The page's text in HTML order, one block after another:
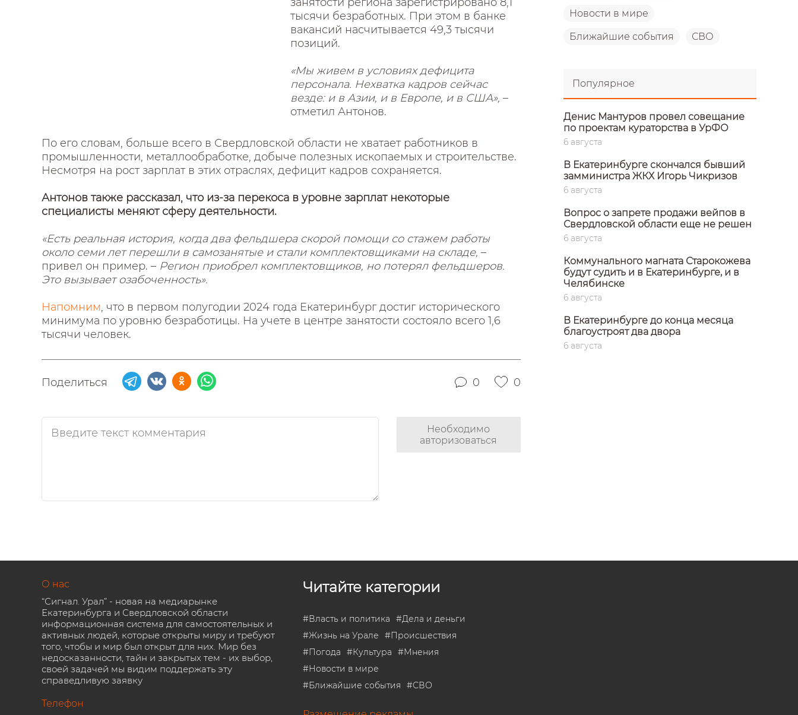
тысячи безработных. При этом в банке
вакансий насчитывается 49,3 тысячи
позиций.
«Мы живем в условиях дефицита
персонала. Нехватка кадров сейчас
везде: и в Азии, и в Европе, и в США», –
отметил Антонов.
По его словам, больше всего в Свердловской области не хватает работников в
промышленности, металлообработке, добыче полезных ископаемых и строительстве.
Несмотря на рост зарплат в этих отраслях, дефицит кадров сохраняется.
Антонов также рассказал, что из-за перекоса в уровне зарплат некоторые
специалисты меняют сферу деятельности.
«Есть реальная история, когда два фельдшера скорой помощи со стажем работы
около семи лет перешли в самозанятые и стали комплектовщиками на складе, –
привел он пример. – Регион приобрел комплектовщиков, но потерял фельдшеров.
Это вызывает озабоченность».
Напомним, что в первом полугодии 2024 года Екатеринбург достиг исторического
минимума по уровню безработицы. На учете в центре занятости состояло всего 1,6
тысячи человек.
Поделиться 0 0
Необходимо
авторизоваться
Новости в мире
Ближайшие события СВО
Популярное
Денис Мантуров провел совещание
по проектам кураторства в УрФО
6 августа
В Екатеринбурге скончался бывший
замминистра ЖКХ Игорь Чикризов
6 августа
Вопрос о запрете продажи вейпов в
Свердловской области еще не решен
6 августа
Коммунального магната Старокожева
будут судить и в Екатеринбурге, и в
Челябинске
6 августа
В Екатеринбурге до конца месяца
благоустроят два двора
6 августа
О нас
“Сигнал. Урал” - новая на медиарынке
Екатеринбурга и Свердловской области
информационная система для самостоятельных и
активных людей, которые открыты миру и требуют
того, чтобы и мир был открыт для них. Мир без
недосказанности, тайн и закрытых тем - их выбор,
своей задачей мы видим поддержать эту
справедливую заявку
Телефон
Читайте категории
#Власть и политика #Дела и деньги
#Жизнь на Урале #Происшествия
#Погода #Культура #Мнения
#Новости в мире
#Ближайшие события #СВО